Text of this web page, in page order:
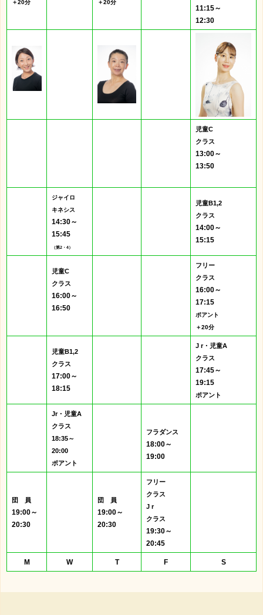
＋20分
＋20分
11:15～
12:30
児童C
クラス
13:00～
13:50
ジャイロ
キネシス
14:30～
15:45
（第2・4）
児童B1,2
クラス
14:00～
15:15
児童C
クラス
16:00～
16:50
フリー
クラス
16:00～
17:15
ポアント
＋20分
児童B1,2
クラス
17:00～
18:15
J r・児童A
クラス
17:45～
19:15
ポアント
Jr・児童A
クラス
18:35～
20:00
ポアント
フラダンス
18:00～
19:00
団 員
19:00～
20:30
団 員
19:00～
20:30
フリー
クラス
J r
クラス
19:30～
20:45
M W T F S